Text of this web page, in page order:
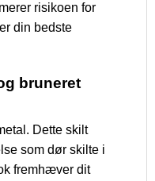
risikoen for
din bedste
bruneret
Dette skilt
som dør skilte i
fremhæver dit